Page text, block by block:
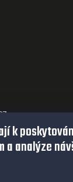
k
a analýze